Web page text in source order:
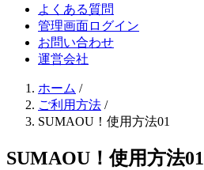
よくある質問
管理画面ログイン
お問い合わせ
運営会社
ホーム /
ご利用方法 /
SUMAOU！使用方法01
SUMAOU！使用方法01